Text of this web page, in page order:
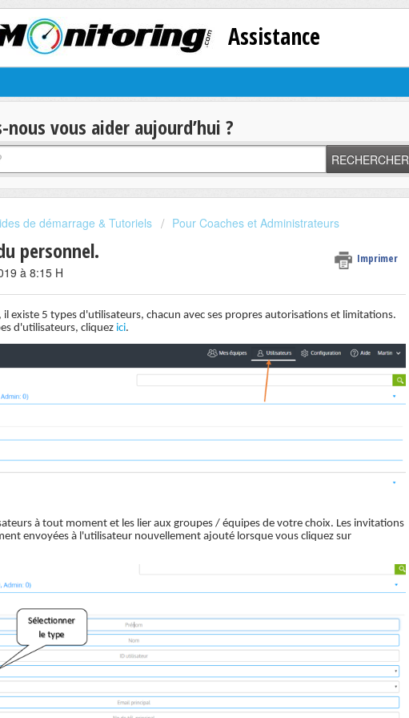
Assistance
vous aider aujourd’hui ?
RECHERCHER
de démarrage & Tutoriels Pour Coaches et Administrateurs
personnel. Imprimer
à 8:15 H
existe 5 types d'utilisateurs, chacun avec ses propres autorisations et limitations.
d'utilisateurs, cliquez ici.
à tout moment et les lier aux groupes / équipes de votre choix. Les invitations
envoyées à l'utilisateur nouvellement ajouté lorsque vous cliquez sur